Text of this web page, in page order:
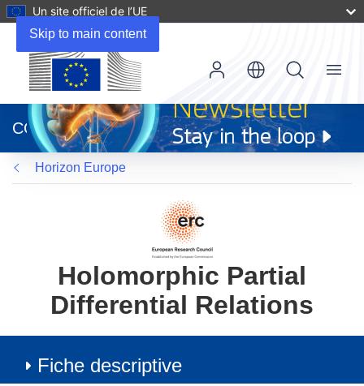
Skip to main content
Un site officiel de l’UE
dans
une
nouvelle
fenêtre)
CORDIS
Menu
Horizon Europe
Holomorphic Partial
Differential Relations
Fiche descriptive